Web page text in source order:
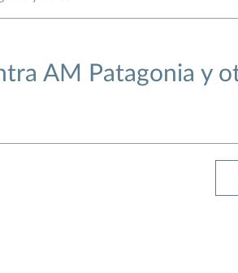
AM Patagonia y